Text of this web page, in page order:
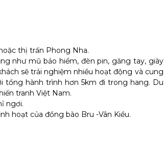
thị trấn Phong Nha.
như mũ bảo hiểm, đèn pin, găng tay, giày
sẽ trải nghiệm nhiều hoạt động và cung
tổng hành trình hơn 5km đi trong hang. Du
tranh Việt Nam.
ngơi.
hoạt của đồng bào Bru -Vân Kiều.